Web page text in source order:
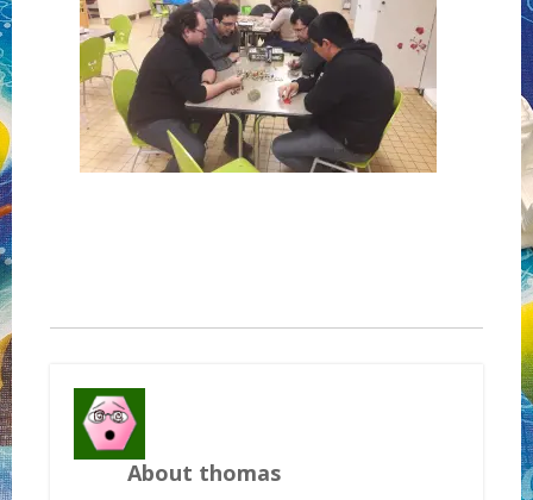
NOUS CONTACTER !
About thomas